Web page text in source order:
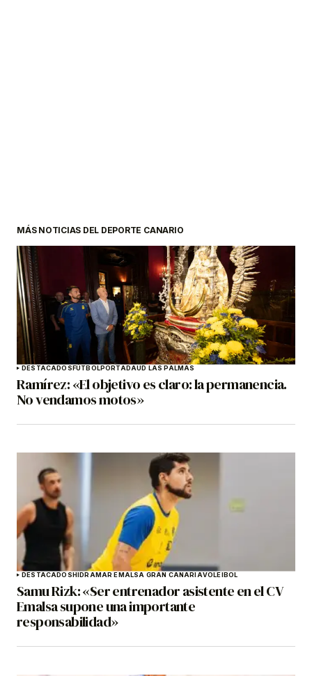
MÁS NOTICIAS DEL DEPORTE CANARIO
DESTACADOSFÚTBOLPORTADAUD LAS PALMAS
Ramírez: «El objetivo es claro: la permanencia.
No vendamos motos»
DESTACADOSHIDRAMAR EMALSA GRAN CANARIAVOLEIBOL
Samu Rizk: «Ser entrenador asistente en el CV
Emalsa supone una importante
responsabilidad»